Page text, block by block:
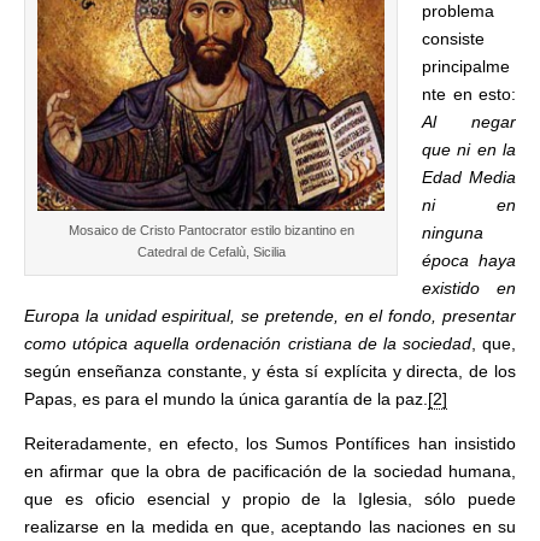
Mosaico de Cristo Pantocrator estilo bizantino en
Catedral de Cefalù, Sicilia
problema
consiste
principalme
nte en esto:
Al negar
que ni en la
Edad Media
ni en
ninguna
época haya
existido en
Europa la unidad espiritual, se pretende, en el fondo, presentar
como utópica aquella ordenación cristiana de la sociedad, que,
según enseñanza constante, y ésta sí explícita y directa, de los
Papas, es para el mundo la única garantía de la paz. [2]
Reiteradamente, en efecto, los Sumos Pontífices han insistido
en afirmar que la obra de pacificación de la sociedad humana,
que es oficio esencial y propio de la Iglesia, sólo puede
realizarse en la medida en que, aceptando las naciones en su